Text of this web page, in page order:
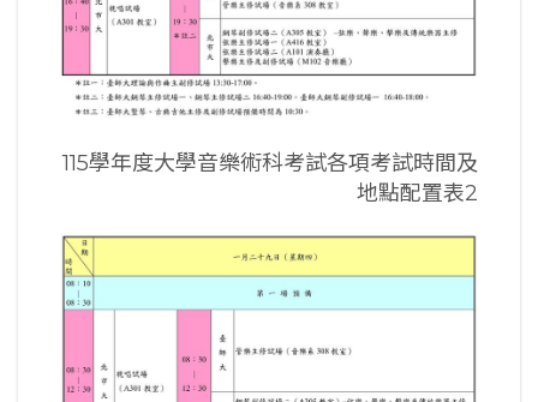
115學年度大學音樂術科考試各項考試時間及
地點配置表2